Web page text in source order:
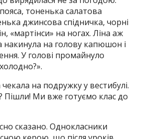
тоненька салатова
джинсова спідничка, чорні
«мартінси» на ногах. Ліна аж
накинула на голову капюшон і
У голові промайнуло
на подружку у вестибулі.
Пішли! Ми вже готуємо клас до
сказано. Однокласники